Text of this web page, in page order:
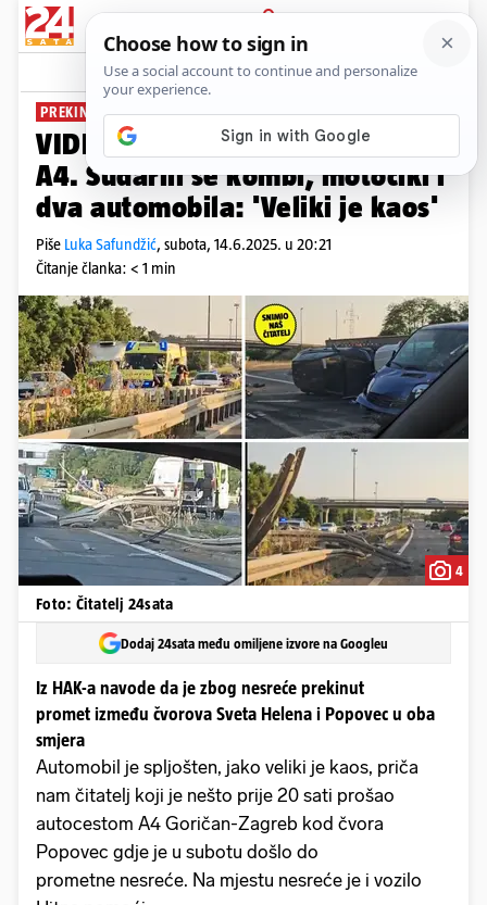
PRIJAVA
News Komentari
PREKINUT PROMET
VIDEO Jedan mrtav u nesreći na
A4. Sudarili se kombi, motocikl i
dva automobila: 'Veliki je kaos'
Piše Luka Safundžić, subota, 14.6.2025. u 20:21
Čitanje članka: < 1 min
4
Foto: Čitatelj 24sata
Dodaj 24sata među omiljene izvore na Googleu
Iz HAK-a navode da je zbog nesreće prekinut
promet između čvorova Sveta Helena i Popovec u oba
smjera
Automobil je spljošten, jako veliki je kaos, priča
nam čitatelj koji je nešto prije 20 sati prošao
autocestom A4 Goričan-Zagreb kod čvora
Popovec gdje je u subotu došlo do
prometne nesreće. Na mjestu nesreće je i vozilo